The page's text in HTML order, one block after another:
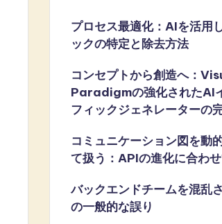
プロセス最適化：AIを活用
ックの特定と除去方法
コンセプトから創造へ：
Paradigmの強化されたAI
フィックジェネレーターの
コミュニケーション図を動
て扱う：APIの進化に合わ
バックエンドチームを混乱
の一般的な誤り